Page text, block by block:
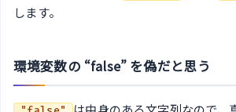
します。
環境変数の “false” を偽だと思う